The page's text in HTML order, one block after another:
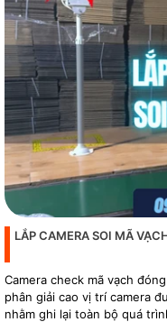
LẮP CAMERA SOI MÃ
Camera check mã vạch
phân giải cao vị trí camera
nhằm ghi lại toàn bộ quá